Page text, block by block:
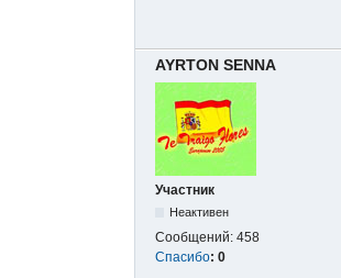
AYRTON SENNA
Участник
Неактивен
Сообщений: 458
Спасибо: 0